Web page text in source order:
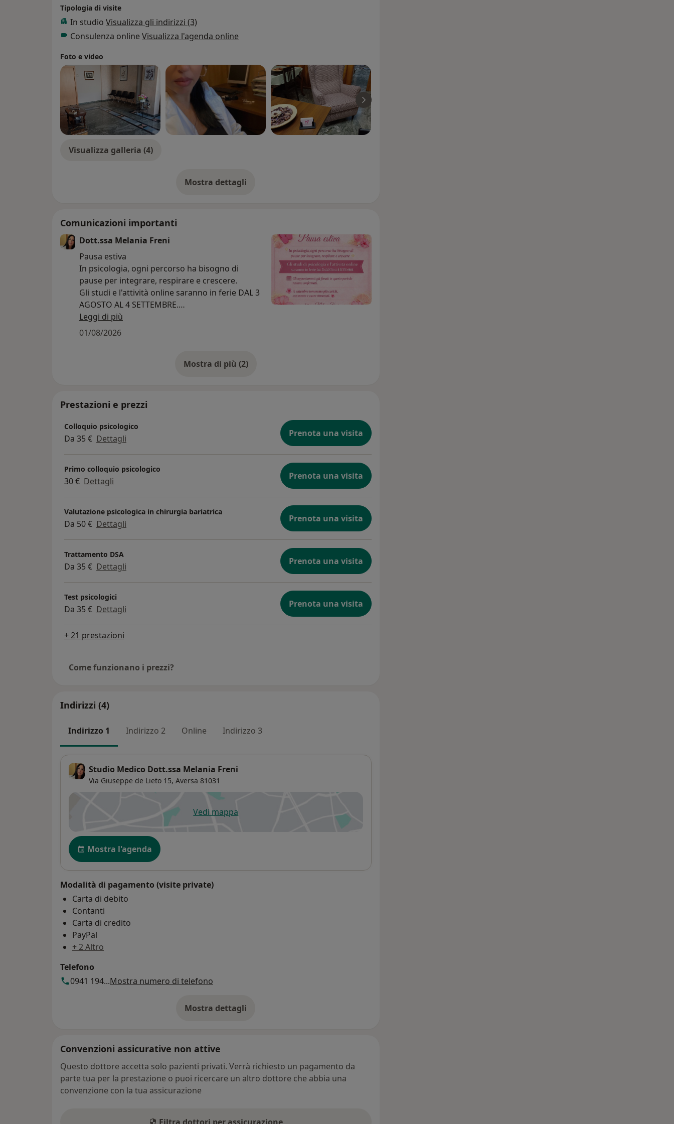
Tipologia di visite
In studio Visualizza gli indirizzi (3)
Consulenza online Visualizza l'agenda online
Foto e video
Visualizza galleria (4)
Mostra dettagli
sull'esperienza
Comunicazioni importanti
Dott.ssa Melania Freni
Pausa estiva
In psicologia, ogni percorso ha bisogno di
pause per integrare, respirare e crescere.
Gli studi e l'attività online saranno in ferie DAL 3
AGOSTO AL 4 SETTEMBRE.
Gli appuntamenti già fissati in questo periodo
restano confermati.
Leggi di più
01/08/2026
Mostra di più (2)
Prestazioni e prezzi
Colloquio psicologico
Da 35 € Dettagli Prenota una visita
Primo colloquio psicologico
30 € Dettagli Prenota una visita
Valutazione psicologica in chirurgia bariatrica
Da 50 € Dettagli Prenota una visita
Trattamento DSA
Da 35 € Dettagli Prenota una visita
Test psicologici
Da 35 € Dettagli Prenota una visita
+ 21 prestazioni
Come funzionano i prezzi?
Indirizzi (4)
Indirizzo 1 Indirizzo 2 Online Indirizzo 3
Studio Medico Dott.ssa Melania Freni
Via Giuseppe de Lieto 15, Aversa 81031
Vedi mappasi apre in una nuova scheda
Disponibilità
Mostra l'agenda
Modalità di pagamento (visite private)
Carta di debito
Contanti
Carta di credito
PayPal
+ 2 Altro
Telefono
0941 194...Mostra numero di telefono
Mostra dettagli
sull'indirizzo
Convenzioni assicurative non attive
Questo dottore accetta solo pazienti privati. Verrà richiesto un pagamento da
parte tua per la prestazione o puoi ricercare un altro dottore che abbia una
convenzione con la tua assicurazione